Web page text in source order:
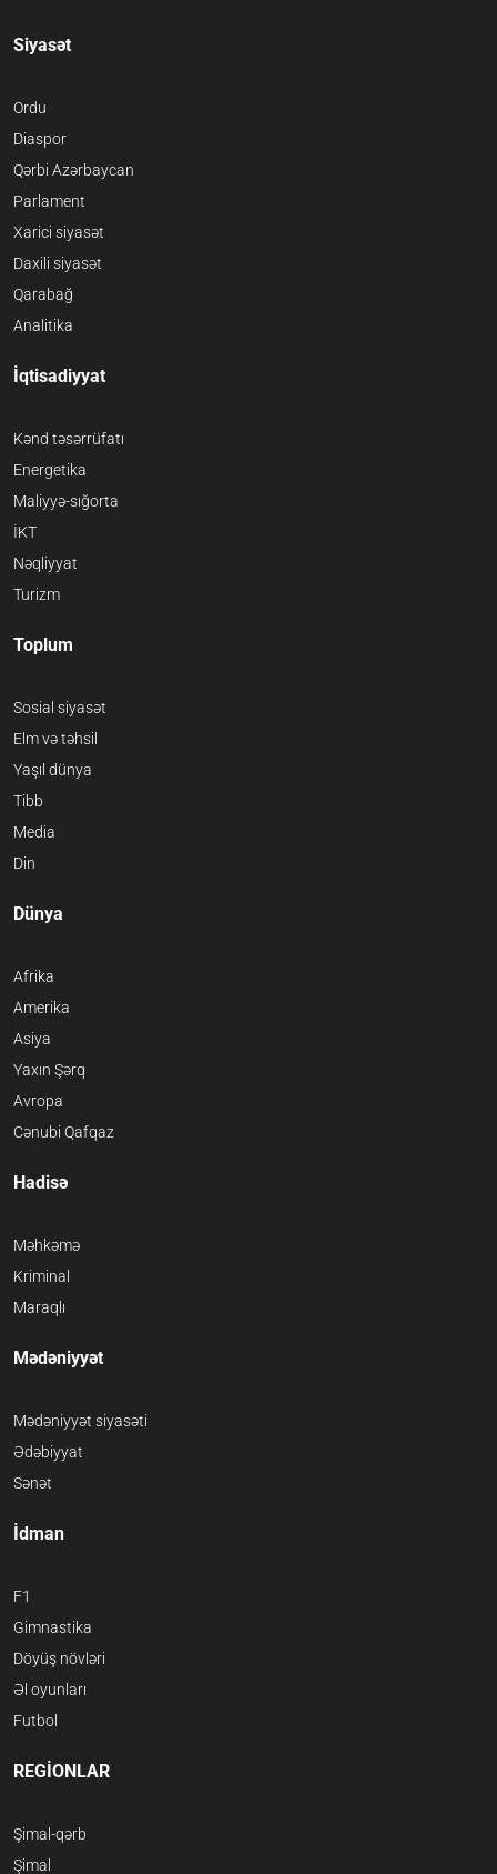
Siyasət
Ordu
Diaspor
Qərbi Azərbaycan
Parlament
Xarici siyasət
Daxili siyasət
Qarabağ
Analitika
İqtisadiyyat
Kənd təsərrüfatı
Energetika
Maliyyə-sığorta
İKT
Nəqliyyat
Turizm
Toplum
Sosial siyasət
Elm və təhsil
Yaşıl dünya
Tibb
Media
Din
Dünya
Afrika
Amerika
Asiya
Yaxın Şərq
Avropa
Cənubi Qafqaz
Hadisə
Məhkəmə
Kriminal
Maraqlı
Mədəniyyət
Mədəniyyət siyasəti
Ədəbiyyat
Sənət
İdman
F1
Gimnastika
Döyüş növləri
Əl oyunları
Futbol
REGİONLAR
Şimal-qərb
Şimal